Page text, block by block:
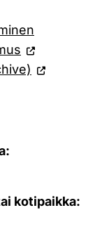
kotipaikka: